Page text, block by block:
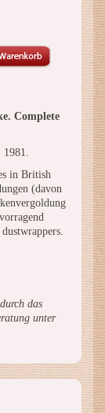
Complete
1981.
in British
(davon
das
unter